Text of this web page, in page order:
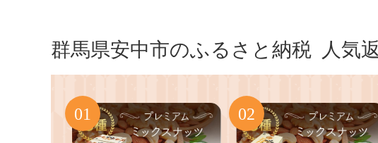
群馬県安中市のふるさと納税 人気